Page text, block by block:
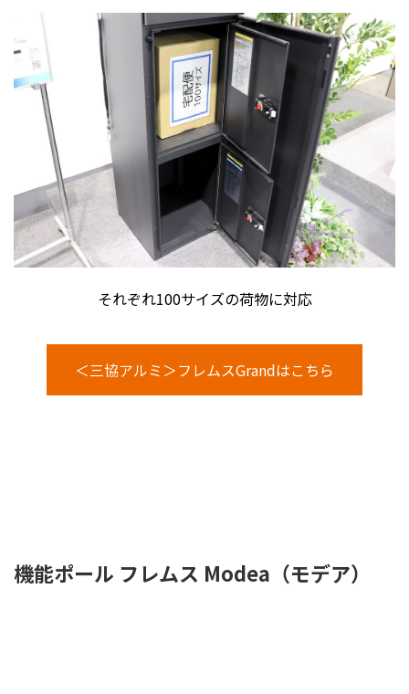
それぞれ100サイズの荷物に対応
＜三協アルミ＞フレムスGrandはこちら
機能ポール フレムス Modea（モデア）